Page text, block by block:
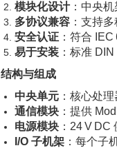
模块化设计：中央机
多协议兼容 ：支持
安全认证 ：符合
易于安装 ：标准
结构与组成
中央单元 ：核心处
通信模块 ：提供
电源模块 ：24 V DC
I/O 子机架 ：每个子